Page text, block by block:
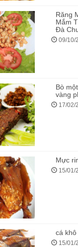
Răng
Mắm
Đà
09/10/
Bò
vàng
17/02/
Mực
15/01/
cá khô
15/01/